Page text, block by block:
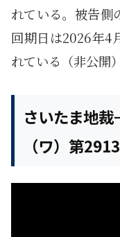
れている。被告側
回期日は2026年4
れている（非公開）
さいたま地
（ワ）第2913